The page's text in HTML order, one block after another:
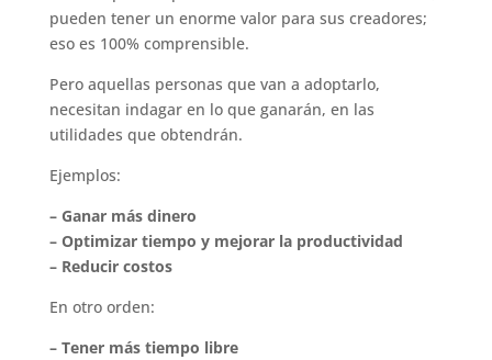
pueden tener un enorme valor para sus creadores;
eso es 100% comprensible.
Pero aquellas personas que van a adoptarlo,
necesitan indagar en lo que ganarán, en las
utilidades que obtendrán.
Ejemplos:
– Ganar más dinero
– Optimizar tiempo y mejorar la productividad
– Reducir costos
En otro orden:
– Tener más tiempo libre